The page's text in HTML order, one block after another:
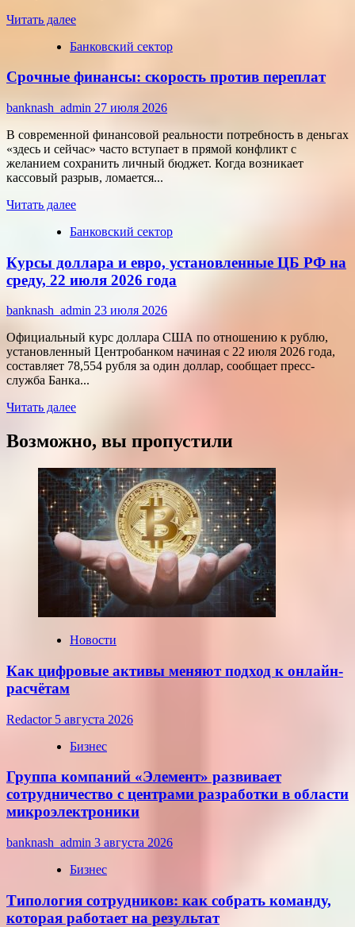
Читать далееПрочитать
о
за
как
современного
потребителя
с
помощью
технологий
Банковский сектор
Срочные финансы: скорость против переплат
banknash_admin 27 июля 2026
В современной финансовой реальности потребность в деньгах
«здесь и сейчас» часто вступает в прямой конфликт с
желанием сохранить личный бюджет. Когда возникает
кассовый разрыв, ломается...
Читать далееПрочитать
о
финансы:
скорость
против
переплат
Банковский сектор
Курсы доллара и евро, установленные ЦБ РФ на
среду, 22 июля 2026 года
banknash_admin 23 июля 2026
Официальный курс доллара США по отношению к рублю,
установленный Центробанком начиная с 22 июля 2026 года,
составляет 78,554 рубля за один доллар, сообщает пресс-
служба Банка...
Читать далееПрочитать
Курсы
и
евро,
установленные
ЦБ
РФ
на
среду,
22
июля
2026
года
Возможно, вы пропустили
Новости
Как цифровые активы меняют подход к онлайн-
расчётам
Redactor 5 августа 2026
Бизнес
Группа компаний «Элемент» развивает
сотрудничество с центрами разработки в области
микроэлектроники
banknash_admin 3 августа 2026
Бизнес
Типология сотрудников: как собрать команду,
которая работает на результат